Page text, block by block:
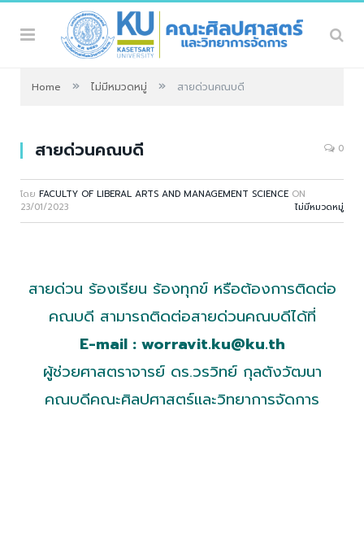
Home » ไม่มีหมวดหมู่ » สายด่วนคณบดี
สายด่วนคณบดี 0
โดย FACULTY OF LIBERAL ARTS AND MANAGEMENT SCIENCE ON
23/01/2023
ไม่มีหมวดหมู่
สายด่วน ร้องเรียน ร้องทุกข์ หรือต้องการติดต่อ
คณบดี สามารถติดต่อสายด่วนคณบดีได้ที่
E-mail : worravit.ku@ku.th
ผู้ช่วยศาสตราจารย์ ดร.วรวิทย์ กุลตังวัฒนา
คณบดีคณะศิลปศาสตร์และวิทยาการจัดการ